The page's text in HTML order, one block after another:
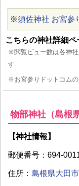
※須佐神社 お宮参
こちらの神社詳細
※閲覧ビュー数は各神
す
※お宮参りドットコム
物部神社（島根
【神社情報】
郵便番号：694-
住所： 島根県大田